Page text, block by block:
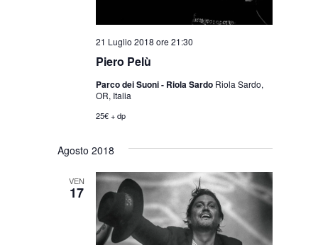
Piero Pelù
21 Luglio 2018 ore 21:30
Parco dei Suoni - Riola Sardo Riola Sardo,
OR, Italia
25€ + dp
Agosto 2018
VEN
17